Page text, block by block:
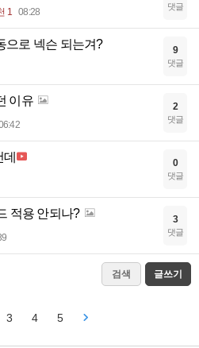
1 08:28 댓글
으로 넥슨 되는겨? 9
댓글
이유 2
댓글
0
댓글
적용 안되나? 3
댓글
검색 글쓰기
3 4 5